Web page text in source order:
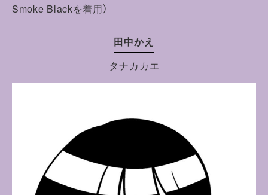
Smoke Blackを着用）
田中かえ
タナカカエ